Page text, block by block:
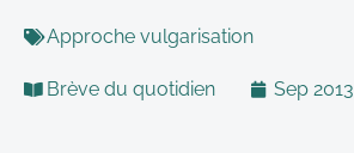
Approche vulgarisation
Brève du quotidien Sep 2013